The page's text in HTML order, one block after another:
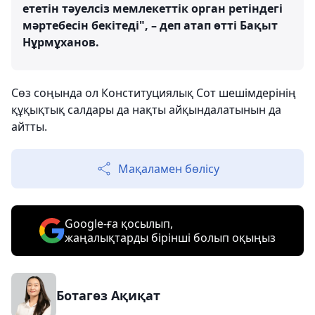
ететін тәуелсіз мемлекеттік орган ретіндегі
мәртебесін бекітеді", – деп атап өтті Бақыт
Нұрмұханов.
Сөз соңында ол Конституциялық Сот шешімдерінің
құқықтық салдары да нақты айқындалатынын да
айтты.
Мақаламен бөлісу
Google-ға қосылып,
жаңалықтарды бірінші болып оқыңыз
Ботагөз Ақиқат